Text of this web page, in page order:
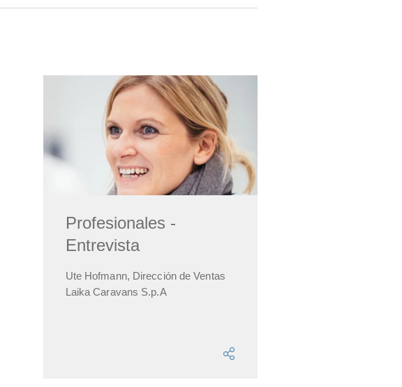
Profesionales -
Entrevista
Ute Hofmann, Dirección de Ventas
Laika Caravans S.p.A